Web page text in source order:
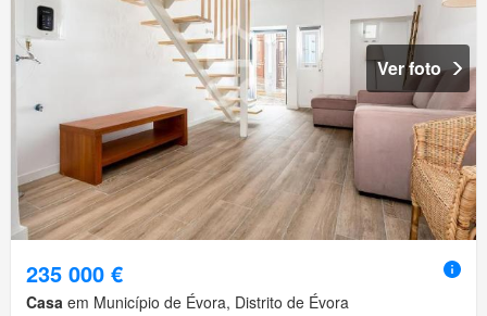
Ver foto
235 000 €
Casa em Município de Évora, Distrito de Évora